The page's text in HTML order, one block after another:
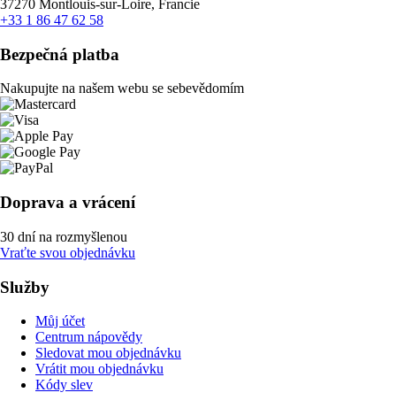
37270 Montlouis-sur-Loire, Francie
+33 1 86 47 62 58
Bezpečná platba
Nakupujte na našem webu se sebevědomím
Doprava a vrácení
30 dní na rozmyšlenou
Vraťte svou objednávku
Služby
Můj účet
Centrum nápovědy
Sledovat mou objednávku
Vrátit mou objednávku
Kódy slev